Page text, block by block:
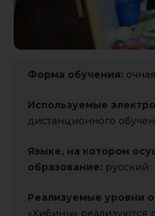
Форма обучения: очная
Используемые
дистанционного
Языке, на котором
образование: русский
Реализуемые уровни
«Хибины» реализуются